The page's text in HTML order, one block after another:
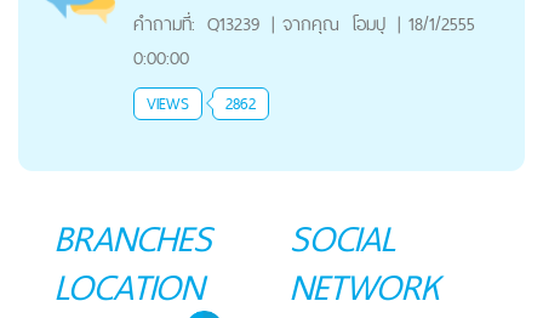
คำถามที่: Q13239 | จากคุณ โอมปุ | 18/1/2555
0:00:00
VIEWS 2862
BRANCHES
LOCATION
SOCIAL
NETWORK